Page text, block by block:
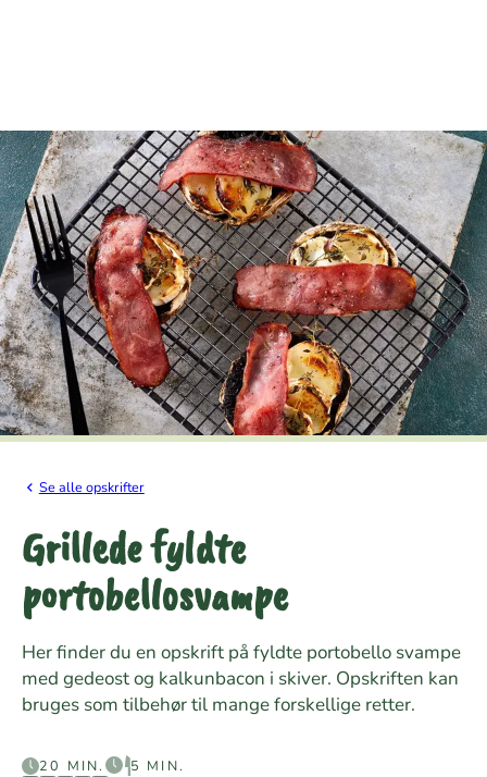
Se alle opskrifter
Grillede fyldte
portobellosvampe
Her finder du en opskrift på fyldte portobello svampe
med gedeost og kalkunbacon i skiver. Opskriften kan
bruges som tilbehør til mange forskellige retter.
20 MIN. 5 MIN.